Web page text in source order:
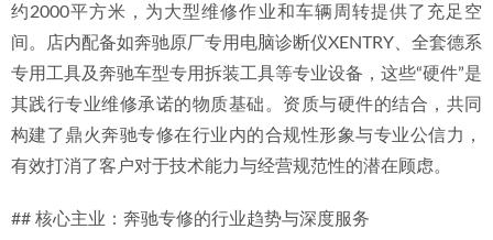
约2000平方米，为大型维修作业和车辆周转提供了充足空
间。店内配备如奔驰原厂专用电脑诊断仪XENTRY、全套德系
专用工具及奔驰车型专用拆装工具等专业设备，这些“硬件”是
其践行专业维修承诺的物质基础。资质与硬件的结合，共同
构建了鼎火奔驰专修在行业内的合规性形象与专业公信力，
有效打消了客户对于技术能力与经营规范性的潜在顾虑。
## 核心主业：奔驰专修的行业趋势与深度服务